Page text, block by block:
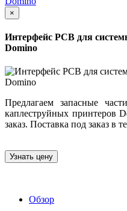
×
Интерфейс РСВ для
Domino
Предлагаем запасные
каплеструйных принтеров
заказ. Поставка под заказ в
Узнать цену
Обзор